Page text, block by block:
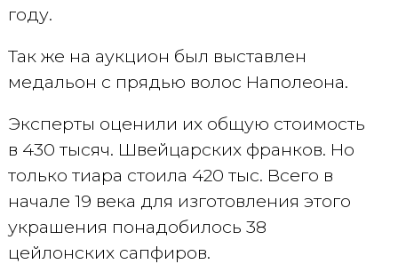
году.
Так же на аукцион был выставлен
медальон с прядью волос Наполеона.
Эксперты оценили их общую стоимость
в 430 тысяч. Швейцарских франков. Но
только тиара стоила 420 тыс. Всего в
начале 19 века для изготовления этого
украшения понадобилось 38
цейлонских сапфиров.